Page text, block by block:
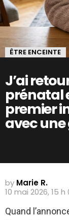
ÊTRE ENCEINTE
J’ai
prénatal
premier
avec une
by Marie R.
10 mai 2026, 15 h
Quand